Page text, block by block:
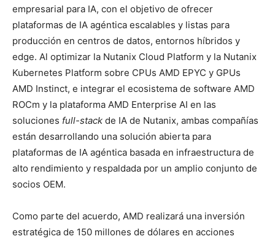
empresarial para IA, con el objetivo de ofrecer
plataformas de IA agéntica escalables y listas para
producción en centros de datos, entornos híbridos y
edge. Al optimizar la Nutanix Cloud Platform y la Nutanix
Kubernetes Platform sobre CPUs AMD EPYC y GPUs
AMD Instinct, e integrar el ecosistema de software AMD
ROCm y la plataforma AMD Enterprise AI en las
soluciones full-stack de IA de Nutanix, ambas compañías
están desarrollando una solución abierta para
plataformas de IA agéntica basada en infraestructura de
alto rendimiento y respaldada por un amplio conjunto de
socios OEM.
Como parte del acuerdo, AMD realizará una inversión
estratégica de 150 millones de dólares en acciones